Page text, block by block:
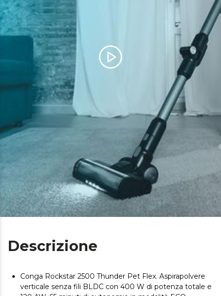
Descrizione
Conga Rockstar 2500 Thunder Pet Flex. Aspirapolvere
verticale senza fili BLDC con 400 W di potenza totale e